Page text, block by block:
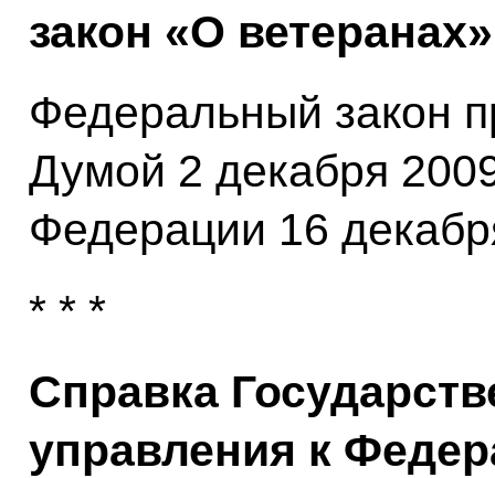
закон «О
Федеральный закон
Думой 2 декабря
Федерации 16
* * *
Справка
управления к